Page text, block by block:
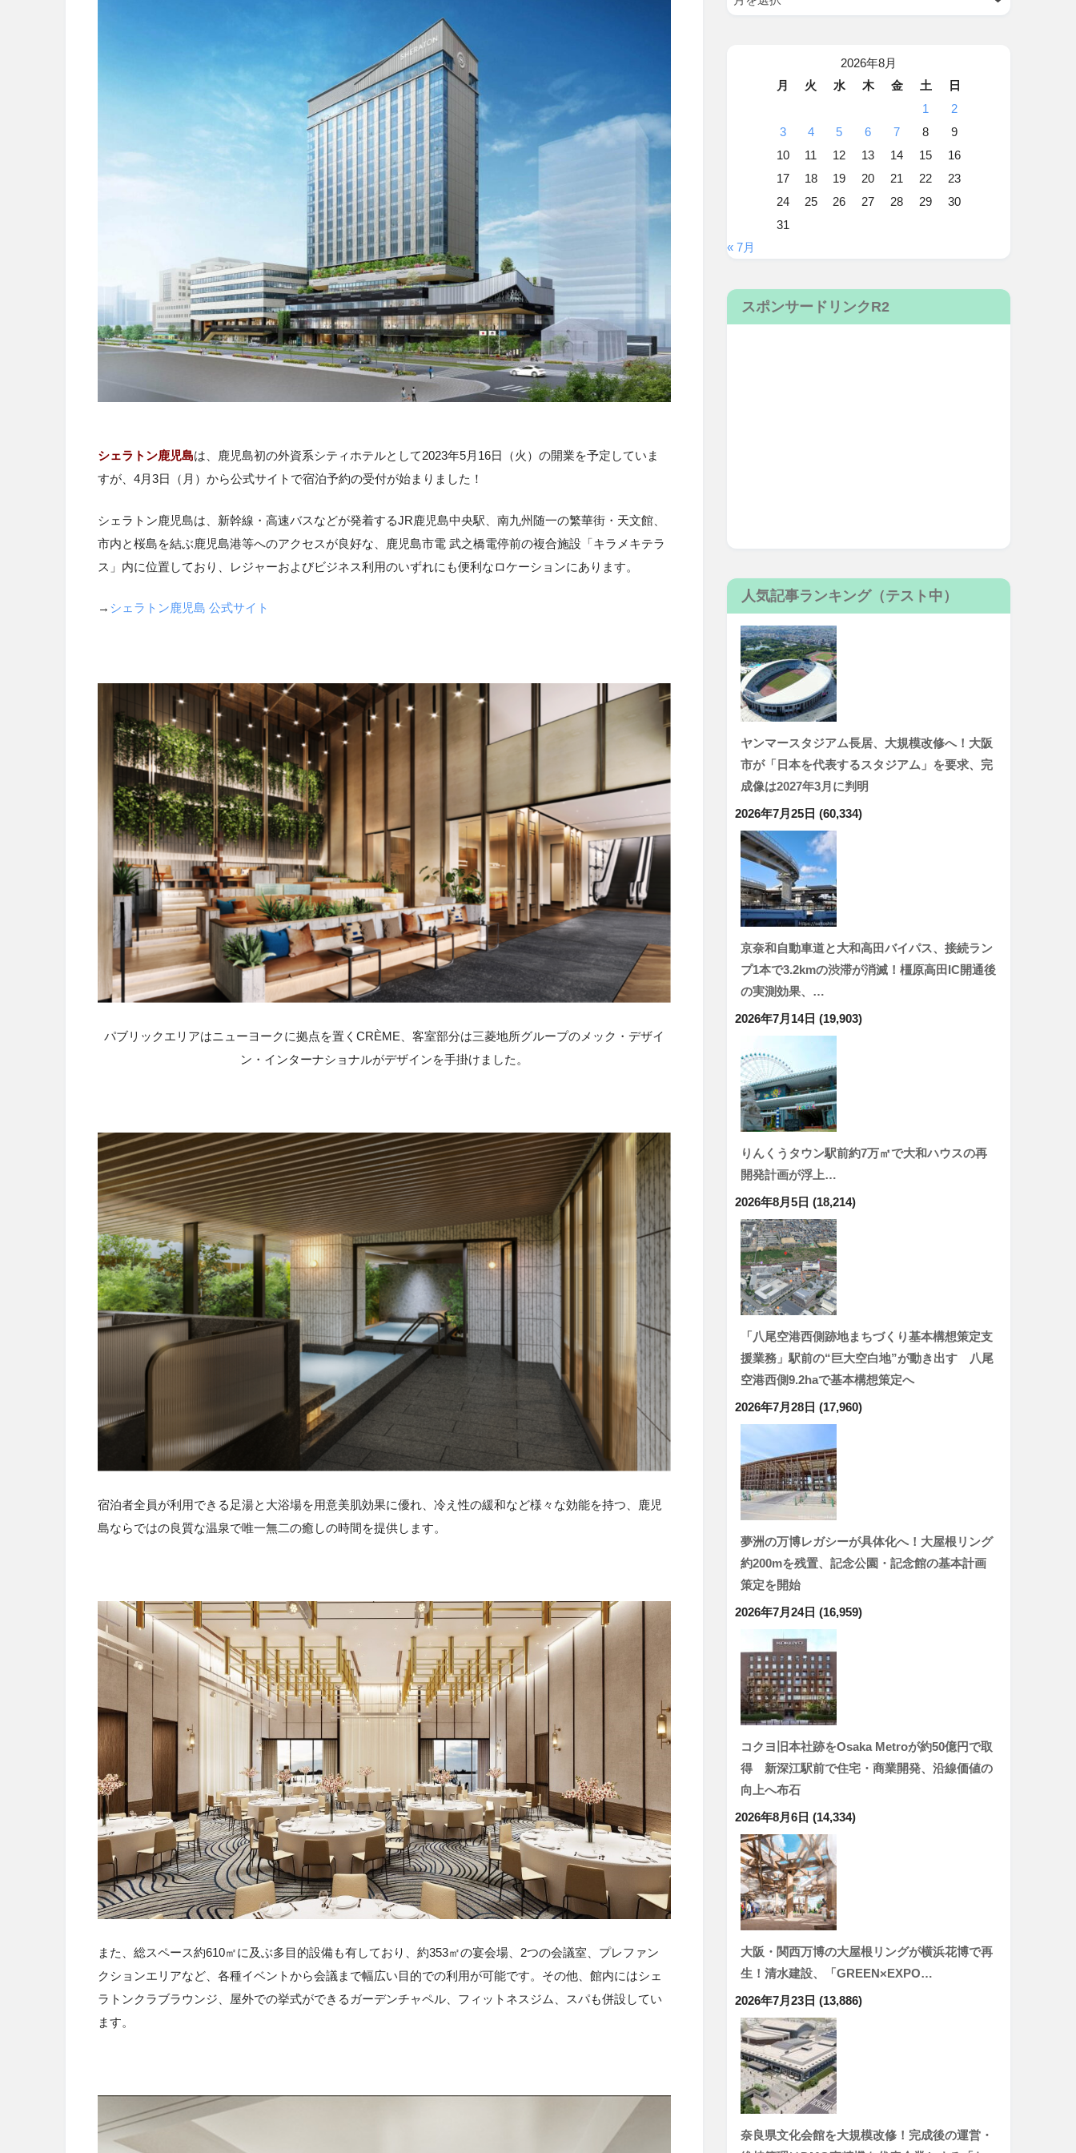
シェラトン鹿児島は、鹿児島初の外資系シティホテルとして2023年5月16日（火）の開業を予定していま
すが、4月3日（月）から公式サイトで宿泊予約の受付が始まりました！
シェラトン鹿児島は、新幹線・高速バスなどが発着するJR鹿児島中央駅、南九州随一の繁華街・天文館、
市内と桜島を結ぶ鹿児島港等へのアクセスが良好な、鹿児島市電 武之橋電停前の複合施設「キラメキテラ
ス」内に位置しており、レジャーおよびビジネス利用のいずれにも便利なロケーションにあります。
→ シェラトン鹿児島 公式サイト
パブリックエリアはニューヨークに拠点を置くCRÈME、客室部分は三菱地所グループのメック・デザイ
ン・インターナショナルがデザインを手掛けました。
宿泊者全員が利用できる足湯と大浴場を用意美肌効果に優れ、冷え性の緩和など様々な効能を持つ、鹿児
島ならではの良質な温泉で唯一無二の癒しの時間を提供します。
また、総スペース約610㎡に及ぶ多目的設備も有しており、約353㎡の宴会場、 2つの会議室、プレファン
クションエリアなど、各種イベントから会議まで幅広い目的での利用が可能です。その他、館内にはシェ
ラトンクラブラウンジ、屋外での挙式ができるガーデンチャペル、フィットネスジム、スパも併設してい
ます。
2026年8月
月
火 水 木 金 土
日
1
2
3
4 5 6 7 8
9
10
11 12 13 14 15
16
17
18 19 20 21 22
23
24
25 26 27 28 29
30
31
« 7月
スポンサードリンクR2
人気記事ランキング（テスト中）
ヤンマースタジアム長居、大規模改修へ！大阪
市が「日本を代表するスタジアム」を要求、完
成像は2027年3月に判明
2026年7月25日 (60,334)
京奈和自動車道と大和高田バイパス、接続ラン
プ1本で3.2kmの渋滞が消滅！橿原高田IC開通後
の実測効果、…
2026年7月14日 (19,903)
りんくうタウン駅前約7万㎡で大和ハウスの再
開発計画が浮上…
2026年8月5日 (18,214)
「八尾空港西側跡地まちづくり基本構想策定支
援業務」駅前の“巨大空白地”が動き出す 八尾
空港西側9.2haで基本構想策定へ
2026年7月28日 (17,960)
夢洲の万博レガシーが具体化へ！大屋根リング
約200mを残置、記念公園・記念館の基本計画
策定を開始
2026年7月24日 (16,959)
コクヨ旧本社跡をOsaka Metroが約50億円で取
得 新深江駅前で住宅・商業開発、沿線価値の
向上へ布石
2026年8月6日 (14,334)
大阪・関西万博の大屋根リングが横浜花博で再
生！清水建設、「GREEN×EXPO…
2026年7月23日 (13,886)
奈良県文化会館を大規模改修！完成後の運営・